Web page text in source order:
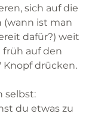
sich auf die
(wann ist man
dafür?) weit
früh auf den
Knopf drücken.
selbst:
du etwas zu